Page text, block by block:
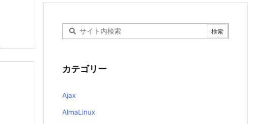
カテゴリー
Ajax
AlmaLinux